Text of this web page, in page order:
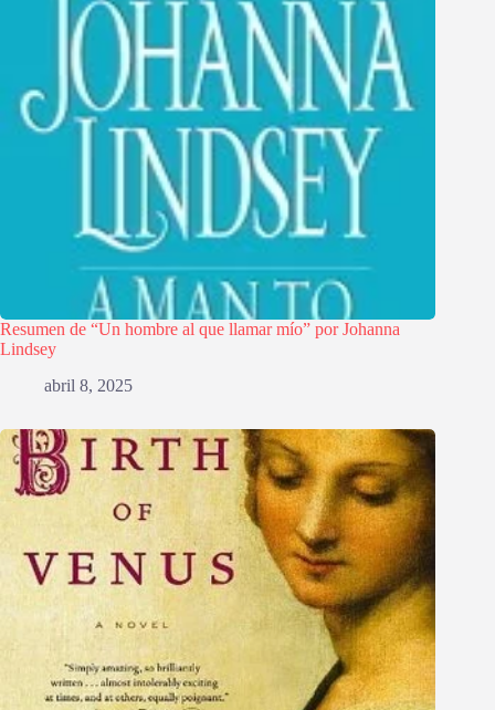
Resumen de “Un hombre al que llamar mío” por Johanna
Lindsey
abril 8, 2025